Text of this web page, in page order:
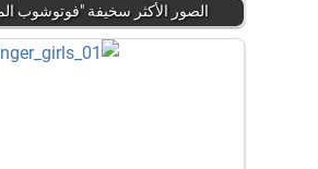
الصور الأكثر سخيفة "فوتوشوب